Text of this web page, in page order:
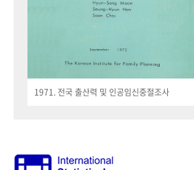
1971. 전국 출산력 및 인공임신중절조사